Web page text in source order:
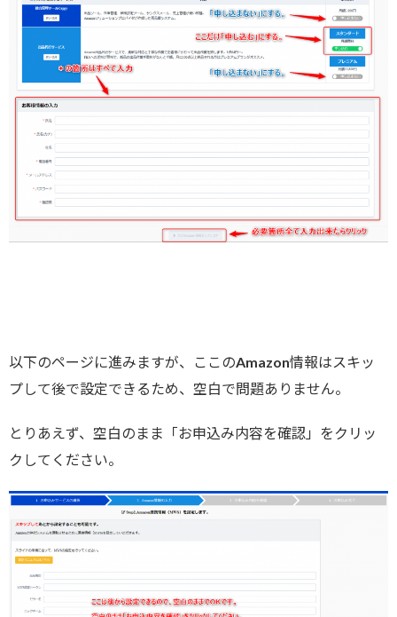
以下のページに進みますが、ここのAmazon情報はスキッ
プして後で設定できるため、空白で問題ありません。
とりあえず、空白のまま「お申込み内容を確認」をクリッ
クしてください。